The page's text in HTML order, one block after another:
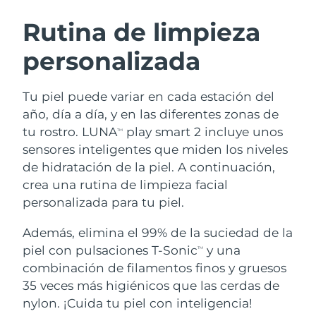
Rutina de limpieza
personalizada
Tu piel puede variar en cada estación del
año, día a día, y en las diferentes zonas de
tu rostro. LUNATM
play smart 2 incluye unos
sensores inteligentes que miden los niveles
de hidratación de la piel. A continuación,
crea una rutina de limpieza facial
personalizada para tu piel.
Además, elimina el 99% de la suciedad de la
piel con pulsaciones T-SonicTM
y una
combinación de filamentos finos y gruesos
35 veces más higiénicos que las cerdas de
nylon. ¡Cuida tu piel con inteligencia!
LUNA™ 4 pack
Anti-aging massage
LUNA™ 4 Plus
Massage, LED heating
LUNA™ 4 Men
For men, anti-aging massage
BEAR™ 2 pack
Microcurrent toning
BEAR™ 2 go
Microcurrent toning on-the-go
BEAR™ 2 eyes & lips
Microcurrent line smoothing device
Hidratación
UFO™ 3 pack
Deep facial hydration
UFO™ 3 LED
Near-infrared and red light therapy
device
Cuidado bucal
issa™ 4
Hybrid silicone sonic toothbrush
issa™ 4 plus
Smart hybrid silicone sonic toothbrush
TRATAMIENTO ANTIEDAD FAQ™
Antiedad Tratamientos LED
NEW
Austria Entrega prevista
Baréin Entrega prevista
Bélgica
Bermudas Entrega prevista8/16/26
Bosnia y Herzegovina Entrega prevista 8/13/26
Brunéi Entrega prevista
Canadá Entrega prevista
Chile Entrega prevista8/14/26